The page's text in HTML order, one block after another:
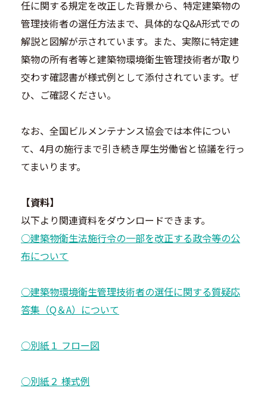
任に関する規定を改正した背景から、特定建築物の
管理技術者の選任方法まで、具体的なQ&A形式での
解説と図解が示されています。また、実際に特定建
築物の所有者等と建築物環境衛生管理技術者が取り
交わす確認書が様式例として添付されています。ぜ
ひ、ご確認ください。
なお、全国ビルメンテナンス協会では本件につい
て、4月の施行まで引き続き厚生労働省と協議を行っ
てまいります。
【資料】
以下より関連資料をダウンロードできます。
○建築物衛生法施行令の一部を改正する政令等の公
布について
○建築物環境衛生管理技術者の選任に関する質疑応
答集（Q＆A）について
○別紙１ フロー図
○別紙２ 様式例